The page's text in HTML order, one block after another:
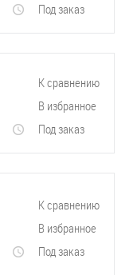
Под заказ
К сравнению
В избранное
Под заказ
К сравнению
В избранное
Под заказ